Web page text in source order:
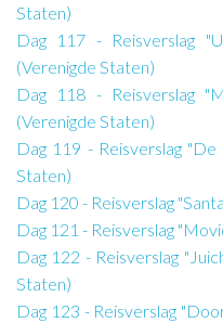
Staten)
Dag 117 - Reisverslag
(Verenigde Staten)
Dag 118 - Reisverslag
(Verenigde Staten)
Dag 119 - Reisverslag
Staten)
Dag 120 - Reisverslag
Dag 121 - Reisverslag
Dag 122 - Reisverslag
Staten)
Dag 123 - Reisverslag